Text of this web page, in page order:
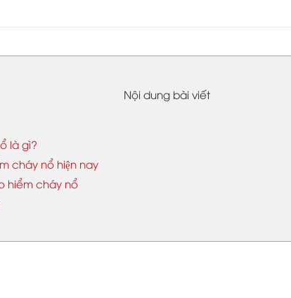
Nội dung bài viết
là gì?
cháy nổ hiện nay
hiểm cháy nổ